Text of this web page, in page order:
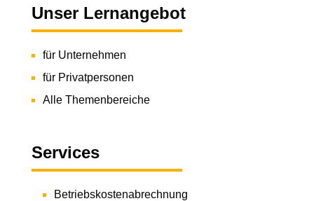
Unser Lernangebot
für Unternehmen
für Privatpersonen
Alle Themenbereiche
Services
Betriebskostenabrechnung